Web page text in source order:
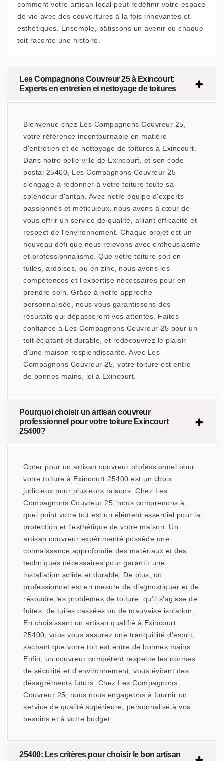
comment votre artisan local peut redéfinir votre espace
de vie avec des couvertures à la fois innovantes et
esthétiques. Ensemble, bâtissons un avenir où chaque
toit raconte une histoire.
Les Compagnons Couvreur 25 à Exincourt:
Experts en entretien et nettoyage de toitures
Bienvenue chez Les Compagnons Couvreur 25,
votre référence incontournable en matière
d'entretien et de nettoyage de toitures à Exincourt.
Dans notre belle ville de Exincourt, et son code
postal 25400, Les Compagnons Couvreur 25
s'engage à redonner à votre toiture toute sa
splendeur d'antan. Avec notre équipe d'experts
passionnés et méticuleux, nous avons à cœur de
vous offrir un service de qualité, alliant efficacité et
respect de l'environnement. Chaque projet est un
nouveau défi que nous relevons avec enthousiasme
et professionnalisme. Que votre toiture soit en
tuiles, ardoises, ou en zinc, nous avons les
compétences et l'expertise nécessaires pour en
prendre soin. Grâce à notre approche
personnalisée, nous vous garantissons des
résultats qui dépasseront vos attentes. Faites
confiance à Les Compagnons Couvreur 25 pour un
toit éclatant et durable, et redécouvrez le plaisir
d'une maison resplendissante. Avec Les
Compagnons Couvreur 25, votre toiture est entre
de bonnes mains, ici à Exincourt.
Pourquoi choisir un artisan couvreur
professionnel pour votre toiture Exincourt
25400?
Opter pour un artisan couvreur professionnel pour
votre toiture à Exincourt 25400 est un choix
judicieux pour plusieurs raisons. Chez Les
Compagnons Couvreur 25, nous comprenons à
quel point votre toit est un élément essentiel pour la
protection et l'esthétique de votre maison. Un
artisan couvreur expérimenté possède une
connaissance approfondie des matériaux et des
techniques nécessaires pour garantir une
installation solide et durable. De plus, un
professionnel est en mesure de diagnostiquer et de
résoudre les problèmes de toiture, qu'il s'agisse de
fuites, de tuiles cassées ou de mauvaise isolation.
En choisissant un artisan qualifié à Exincourt
25400, vous vous assurez une tranquillité d'esprit,
sachant que votre toit est entre de bonnes mains.
Enfin, un couvreur compétent respecte les normes
de sécurité et d'environnement, vous évitant des
désagréments futurs. Chez Les Compagnons
Couvreur 25, nous nous engageons à fournir un
service de qualité supérieure, personnalisé à vos
besoins et à votre budget.
25400: Les critères pour choisir le bon artisan